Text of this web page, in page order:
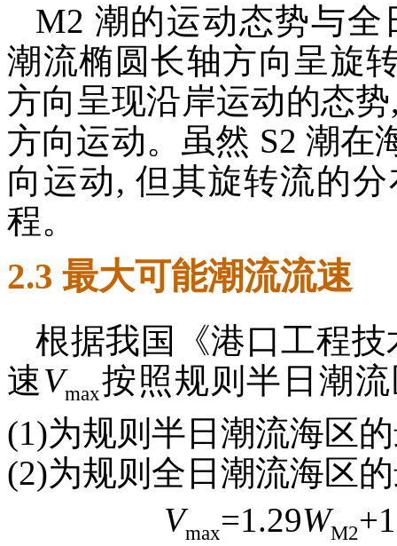
M2 潮的运动态势与
潮流椭圆长轴方向呈旋
方向呈现沿岸运动的态
方向运动。虽然 S2 潮在
向运动, 但其旋转流的
程。
2.3 最大可能潮流流速
根据我国《港口工程技
速Vmax按照规则半日潮
(1)为规则半日潮流海区
(2)为规则全日潮流海区
Vmax=1.29WM2